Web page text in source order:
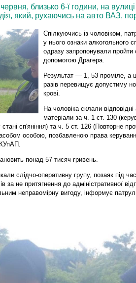
близько 6-ї години, на
який, рухаючись на авто ВАЗ,
Спілкуючись із чоловіком,
у нього ознаки алкогольного
одразу запропонували пройти
допомогою Драгера.
Результат — 1, 53 проміле, а
разів перевищує допустиму
крові.
На чоловіка склали відповідні
матеріали за ч. 1 ст. 130
сп'яніння) та ч. 5 ст. 126 (Повторне
особою, позбавленою права
понад 57 тисяч гривень.
слідчо-оперативну групу, позаяк під
за не притягнення до адміністративної
неправомірну вигоду, інформує